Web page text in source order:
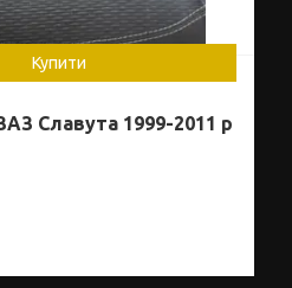
Купити
Славута 1999-2011 р